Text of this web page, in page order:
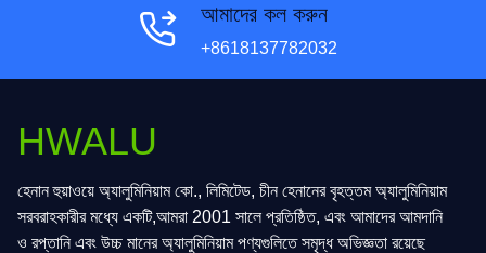
আমাদের কল করুন
+8618137782032
HWALU
হেনান হুয়াওয়ে অ্যালুমিনিয়াম কো., লিমিটেড, চীন হেনানের বৃহত্তম অ্যালুমিনিয়াম
সরবরাহকারীর মধ্যে একটি,আমরা 2001 সালে প্রতিষ্ঠিত, এবং আমাদের আমদানি
ও রপ্তানি এবং উচ্চ মানের অ্যালুমিনিয়াম পণ্যগুলিতে সমৃদ্ধ অভিজ্ঞতা রয়েছে